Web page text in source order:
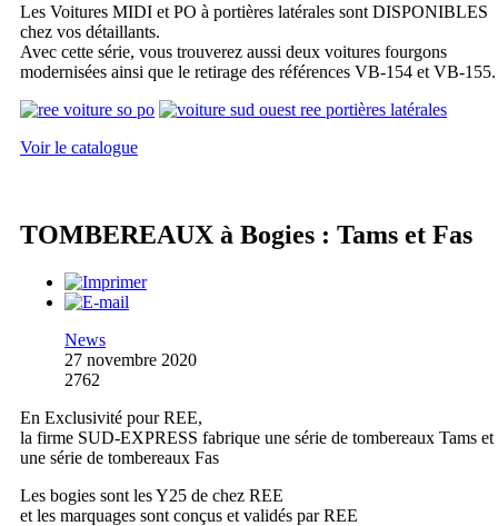
Les Voitures MIDI et PO à portières latérales sont DISPONIBLES
chez vos détaillants.
Avec cette série, vous trouverez aussi deux voitures fourgons
modernisées ainsi que le retirage des références VB-154 et VB-155.
Voir le catalogue
TOMBEREAUX à Bogies : Tams et Fas
News
27 novembre 2020
2762
En Exclusivité pour REE,
la firme SUD-EXPRESS fabrique une série de tombereaux Tams et
une série de tombereaux Fas
Les bogies sont les Y25 de chez REE
et les marquages sont conçus et validés par REE